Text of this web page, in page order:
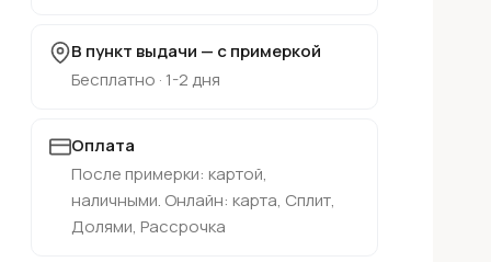
В пункт выдачи — с примеркой
Бесплатно · 1-2 дня
Оплата
После примерки: картой,
наличными. Онлайн: карта, Сплит,
Долями, Рассрочка